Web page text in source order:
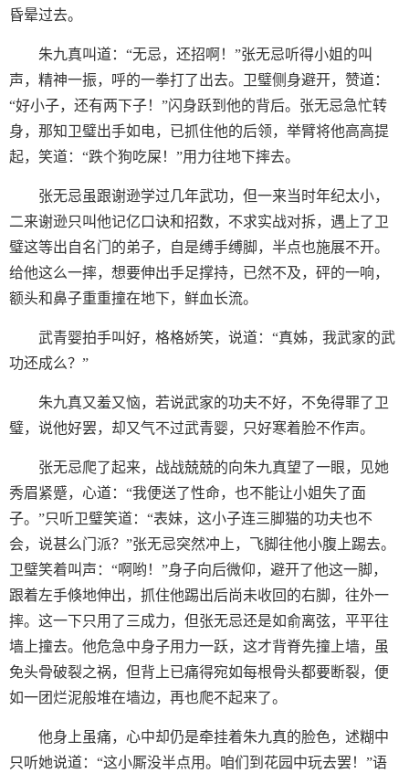
昏晕过去。
朱九真叫道：“无忌，还招啊！”张无忌听得小姐的叫
声，精神一振，呼的一拳打了出去。卫璧侧身避开，赞道：
“好小子，还有两下子！”闪身跃到他的背后。张无忌急忙转
身，那知卫璧出手如电，已抓住他的后领，举臂将他高高提
起，笑道：“跌个狗吃屎！”用力往地下摔去。
张无忌虽跟谢逊学过几年武功，但一来当时年纪太小，
二来谢逊只叫他记亿口诀和招数，不求实战对拆，遇上了卫
璧这等出自名门的弟子，自是缚手缚脚，半点也施展不开。
给他这么一摔，想要伸出手足撑持，已然不及，砰的一响，
额头和鼻子重重撞在地下，鲜血长流。
武青婴拍手叫好，格格娇笑，说道：“真姊，我武家的武
功还成么？”
朱九真又羞又恼，若说武家的功夫不好，不免得罪了卫
璧，说他好罢，却又气不过武青婴，只好寒着脸不作声。
张无忌爬了起来，战战兢兢的向朱九真望了一眼，见她
秀眉紧蹙，心道：“我便送了性命，也不能让小姐失了面
子。”只听卫璧笑道：“表妹，这小子连三脚猫的功夫也不
会，说甚么门派？”张无忌突然冲上，飞脚往他小腹上踢去。
卫璧笑着叫声：“啊哟！”身子向后微仰，避开了他这一脚，
跟着左手倏地伸出，抓住他踢出后尚未收回的右脚，往外一
摔。这一下只用了三成力，但张无忌还是如俞离弦，平平往
墙上撞去。他危急中身子用力一跃，这才背脊先撞上墙，虽
免头骨破裂之祸，但背上已痛得宛如每根骨头都要断裂，便
如一团烂泥般堆在墙边，再也爬不起来了。
他身上虽痛，心中却仍是牵挂着朱九真的脸色，述糊中
只听她说道：“这小厮没半点用。咱们到花园中玩去罢！”语